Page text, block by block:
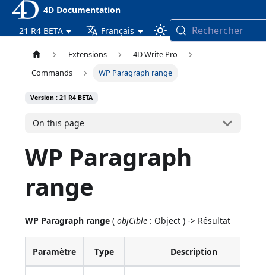
4D Documentation
21 R4 BETA
Français Rechercher
Extensions
4D Write Pro
Commands
WP Paragraph range
Version : 21 R4 BETA
On this page
WP Paragraph
range
WP Paragraph range (objCible : Object ) -> Résultat
Paramètre Type Description